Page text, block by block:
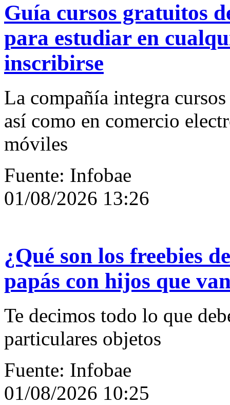
Guía cursos gratuitos
para estudiar en
inscribirse
La compañía integra
así como en comercio
móviles
Fuente: Infobae
01/08/2026 13:26
¿Qué son los freebies
papás con hijos que
Te decimos todo lo que
particulares objetos
Fuente: Infobae
01/08/2026 10:25